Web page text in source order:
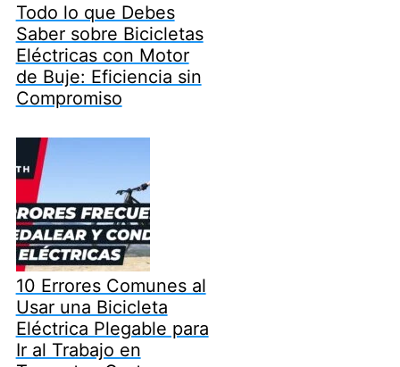
Todo lo que Debes
Saber sobre Bicicletas
Eléctricas con Motor
de Buje: Eficiencia sin
Compromiso
10 Errores Comunes al
Usar una Bicicleta
Eléctrica Plegable para
Ir al Trabajo en